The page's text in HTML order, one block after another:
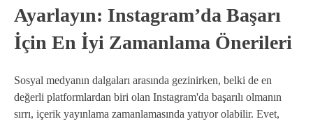
Ayarlayın: Instagram’da Başarı
İçin En İyi Zamanlama Önerileri
Sosyal medyanın dalgaları arasında gezinirken, belki de en
değerli platformlardan biri olan Instagram'da başarılı olmanın
sırrı, içerik yayınlama zamanlamasında yatıyor olabilir. Evet,